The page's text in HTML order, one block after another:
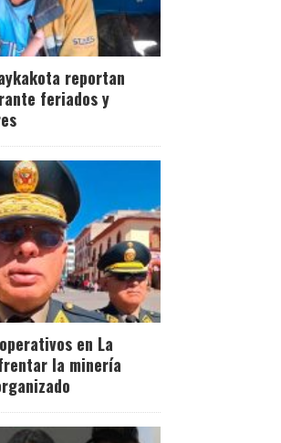
reportan
feriados y
en La
la minería